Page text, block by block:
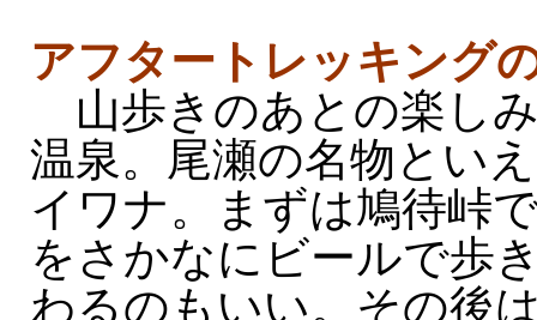
アフタートレッキング
山歩きのあとの楽し
温泉。尾瀬の名物とい
イワナ。まずは鳩待峠
をさかなにビールで歩
わるのもいい。その後